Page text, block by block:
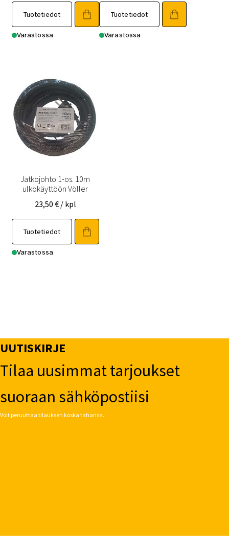
Tuotetiedot
Varastossa
Tuotetiedot
Varastossa
Jatkojohto 1-os. 10m
ulkokäyttöön Völler
23,50 € / kpl
Tuotetiedot
Varastossa
UUTISKIRJE
Tilaa uusimmat tarjoukset
suoraan sähköpostiisi
Voit peruuttaa tilauksen koska tahansa.